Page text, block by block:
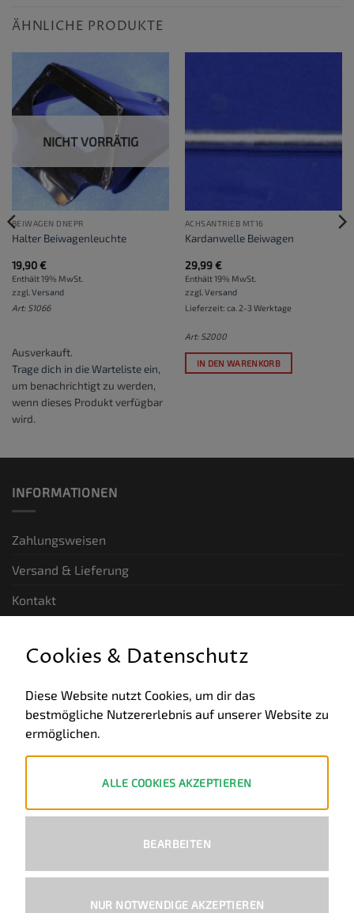
ÄHNLICHE PRODUKTE
NICHT VORRÄTIG
BEIWAGEN DNEPR
Halter Beiwagenleuchte
19,90€
Enthält 19% MwSt.
zzgl. Versand
Art: S1066
Ausverkauft.
Trage dich in die Warteliste ein,
um benachrichtigt zu werden,
wenn dieses Produkt verfügbar
wird.
ACHSANTRIEB MT16
Kardanwelle Beiwagen
29,99€
Enthält 19% MwSt.
zzgl. Versand
Lieferzeit: ca. 2-3 Werktage
Art: S2000
IN DEN WARENKORB
INFORMATIONEN
Zahlungsweisen
Versand & Lieferung
Kontakt
Allgemeine Geschäftsbedingungen
Datenschutz
PayPal Visa MasterCard
Bank
Cookies & Datenschutz
Diese Website nutzt Cookies, um dir das
bestmögliche Nutzererlebnis auf unserer Website zu
ermöglichen.
ALLE COOKIES AKZEPTIEREN
BEARBEITEN
NUR NOTWENDIGE AKZEPTIEREN